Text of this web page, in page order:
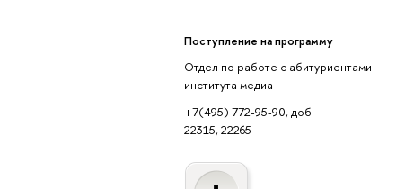
Поступление на программу
Отдел по работе с абитуриентами
института медиа
+7(495) 772-95-90, доб.
22315, 22265